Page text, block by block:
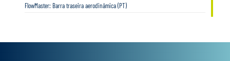
FlowMaster: Barra traseira aerodinâmica (PT)